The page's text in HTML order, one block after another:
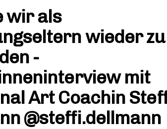
wir als
wieder zu
-
mit
Art Coachin
@steffi.dellmann